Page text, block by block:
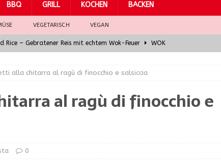
BBQ GRILL KOCHEN BACKEN
VEGETARISCH VEGAN
Rice – Gebratener Reis mit echtem Wok-Feuer WOK
Kalbsleber mit asiatischem Fusion-Jus – Wok Hei für Gourmets
der Garküchen: Grundzutaten der südostasiatischen Küche
alla chitarra al ragù di finocchio e salsiccia
al ragù di finocchio e
0